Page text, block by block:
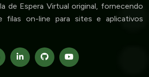
de Espera Virtual original, fornecendo
filas on-line para sites e aplicativos